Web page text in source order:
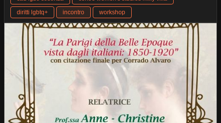
diritti lgbtq+
incontro workshop